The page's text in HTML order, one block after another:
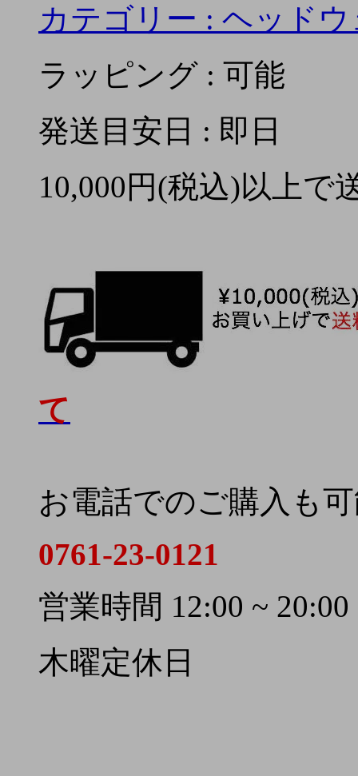
カテゴリー : ヘッド
ラッピング : 可能
発送目安日 : 即日
10,000円(税込)以上で
て
お電話でのご購入も
0761-23-0121
営業時間 12:00 ~ 20:00
木曜定休日